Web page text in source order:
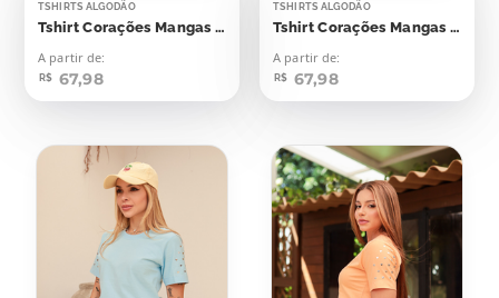
TSHIRTS ALGODÃO
Tshirt Corações Mangas Aplicação
A partir de:
R$ 67,98
TSHIRTS ALGODÃO
Tshirt Corações Mangas Aplicação
A partir de:
R$ 67,98